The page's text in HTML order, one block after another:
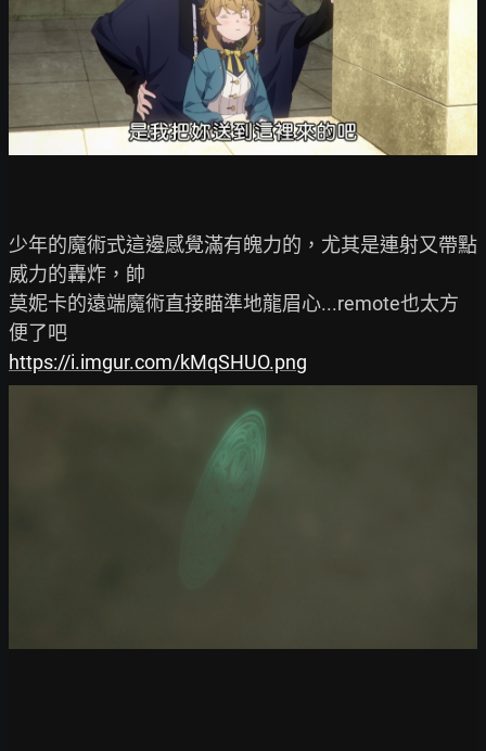
少年的魔術式這邊感覺滿有魄力的，尤其是連射又帶點
威力的轟炸，帥
莫妮卡的遠端魔術直接瞄準地龍眉心...remote也太方
https://i.imgur.com/kMqSHUO.png